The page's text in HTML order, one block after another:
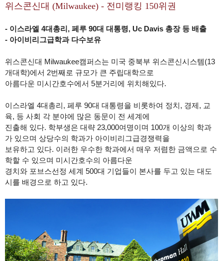
위스콘신대 (Milwaukee) - 전미랭킹 150위권
- 이스라엘 4대총리, 페루 90대 대통령, Uc Davis 총장 등 배출
- 아이비리그급학과 다수보유
위스콘신대 Milwaukee캠퍼스는 미국 중북부 위스콘신시스템(13
개대학)에서 2번째로 규모가 큰 주립대학으로
아름다운 미시간호수에서 5분거리에 위치해있다.
이스라엘 4대총리, 페루 90대 대통령을 비롯하여 정치, 경제, 교
육, 등 사회 각 분야에 많은 동문이 전 세계에
진출해 있다. 학부생은 대략 23,000여명이며 100개 이상의 학과
가 있으며 상당수의 학과가 아이비리그급경쟁력을
보유하고 있다. 이러한 우수한 학과에서 매우 저렴한 금액으로 수
학할 수 있으며 미시간호수의 아름다운
경치와 포브스선정 세계 500대 기업들이 본사를 두고 있는 대도
시를 배경으로 하고 있다.